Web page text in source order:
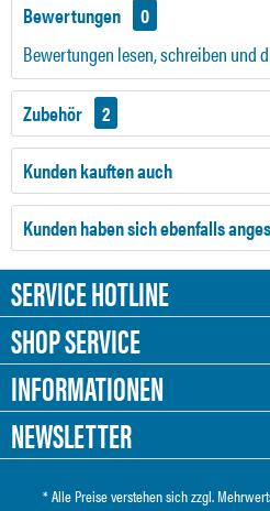
Bewertungen
0
Bewertungen lesen, schreiben und
Zubehör 2
Kunden kauften auch
Kunden haben sich ebenfalls
SERVICE HOTLINE
SHOP SERVICE
INFORMATIONEN
NEWSLETTER
* Alle Preise verstehen sich zzgl.